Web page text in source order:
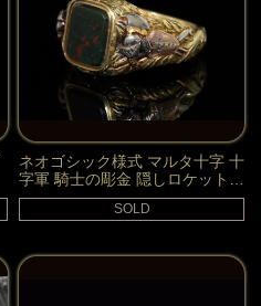
ネオゴシック様式 マルタ十字 十
字軍 騎士の彫金 隠しロケット付
き リング 指輪
SOLD